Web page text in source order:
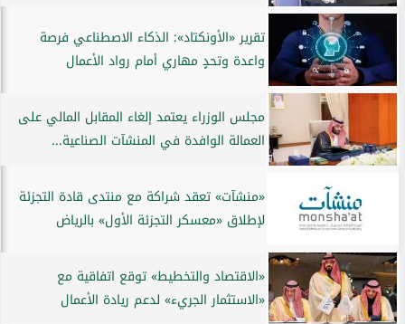
تقرير «الأونكتاد»: الذكاء الاصطناعي فرصة
واعدة وتحدٍ مهاري أمام رواد الأعمال
مجلس الوزراء يعتمد إلغاء المقابل المالي على
العمالة الوافدة في المنشآت الصناعية...
«منشآت» تعقد شراكة مع منتدى قادة التجزئة
لإطلاق «معسكر التجزئة الأول» بالرياض
«الاقتصاد والتخطيط» توقع اتفاقية مع
«الاستثمار الجريء» لدعم ريادة الأعمال